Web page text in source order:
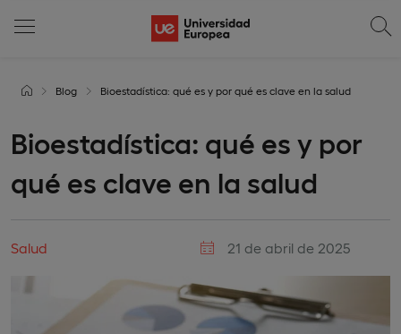
Blog Bioestadística: qué es y por qué es clave en la salud
Bioestadística: qué es y por
qué es clave en la salud
Salud 21 de abril de 2025